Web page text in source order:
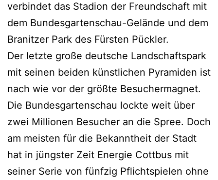
verbindet das Stadion der Freundschaft mit
dem Bundesgartenschau-Gelände und dem
Branitzer Park des Fürsten Pückler.
Der letzte große deutsche Landschaftspark
mit seinen beiden künstlichen Pyramiden ist
nach wie vor der größte Besuchermagnet.
Die Bundesgartenschau lockte weit über
zwei Millionen Besucher an die Spree. Doch
am meisten für die Bekanntheit der Stadt
hat in jüngster Zeit Energie Cottbus mit
seiner Serie von fünfzig Pflichtspielen ohne